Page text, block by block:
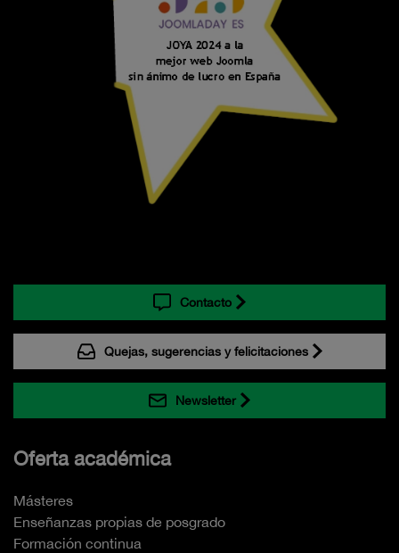
Contacto
Quejas, sugerencias y felicitaciones
Newsletter
Oferta académica
Másteres
Enseñanzas propias de posgrado
Formación continua